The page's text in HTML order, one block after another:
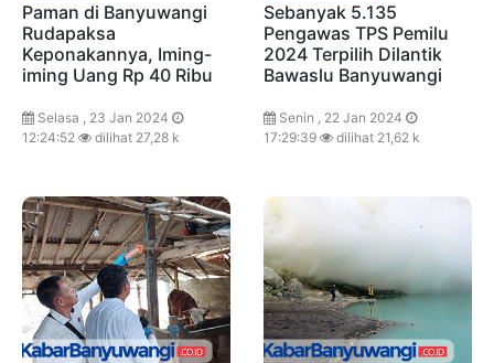
Paman di Banyuwangi
Rudapaksa
Keponakannya, Iming-
iming Uang Rp 40 Ribu
Selasa , 23 Jan 2024
12:24:52
dilihat 27,28 k
Sebanyak 5.135
Pengawas TPS Pemilu
2024 Terpilih Dilantik
Bawaslu Banyuwangi
Senin , 22 Jan 2024
17:29:39
dilihat 21,62 k